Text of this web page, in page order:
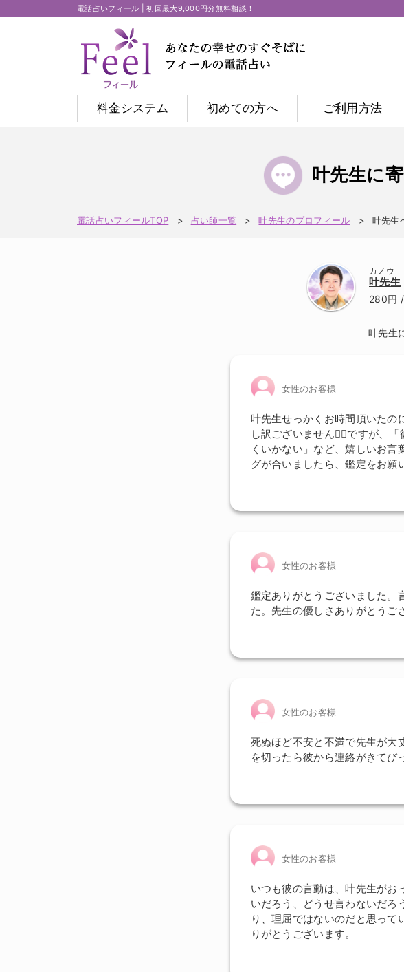
電話占いフィール | 初回最大9,000円分無料相談！
料金システム 初めての方へ ご利用方法
叶先生に
電話占いフィールTOP 占い師一覧 叶先生のプロフィール 叶先生
カノウ
叶先生
280円
叶先生
女性のお客様
叶先生せっかくお時間頂いたの
し訳ございません🙇‍♀️ですが、
くいかない」など、嬉しいお
グが合いましたら、鑑定をお願
女性のお客様
鑑定ありがとうございました。
た。先生の優しさありがとうご
女性のお客様
死ぬほど不安と不満で先生が大
を切ったら彼から連絡がきてび
女性のお客様
いつも彼の言動は、叶先生がお
いだろう、どうせ言わないだろ
り、理屈ではないのだと思っ
りがとうございます。